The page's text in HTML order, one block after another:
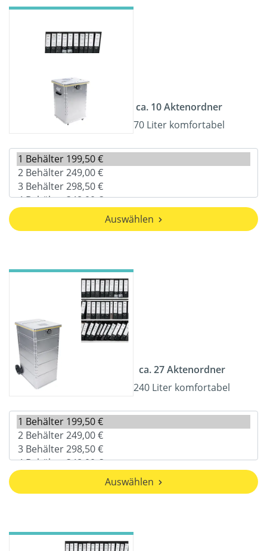
ca. 10 Aktenordner
70 Liter komfortabel
Auswählen
ca. 27 Aktenordner
240 Liter komfortabel
Auswählen